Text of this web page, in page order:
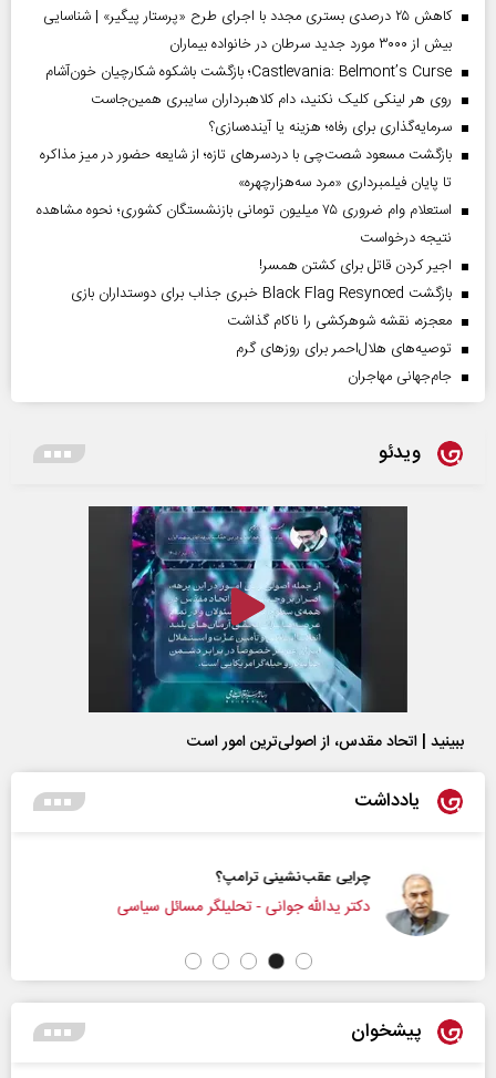
کاهش ۲۵ درصدی بستری مجدد با اجرای طرح «پرستار پیگیر» | شناسایی
بیش از ۳۰۰۰ مورد جدید سرطان در خانواده بیماران
Castlevania: Belmont’s Curse؛ بازگشت باشکوه شکارچیان خون‌آشام
روی هر لینکی کلیک نکنید، دام کلاهبرداران سایبری همین‌جاست
سرمایه‌گذاری برای رفاه؛ هزینه یا آینده‌سازی؟
بازگشت مسعود شصت‌چی با دردسر‌های تازه؛ از شایعه حضور در میز مذاکره
تا پایان فیلمبرداری «مرد سه‌هزارچهره»
استعلام وام ضروری ۷۵ میلیون تومانی بازنشستگان کشوری؛ نحوه مشاهده
نتیجه درخواست
اجیر کردن قاتل برای کشتن همسر!
بازگشت Black Flag Resynced خبری جذاب برای دوستداران بازی
معجزه، نقشه شوهرکشی را ناکام گذاشت
توصیه‌های هلال‌احمر برای روز‌های گرم
جام‌جهانی مهاجران
ویدئو
ببینید | اتحاد مقدس، از اصولی‌ترین امور است
یادداشت
چرایی عقب‌نشینی ترامپ؟
دکتر یدالله جوانی - تحلیلگر مسائل سیاسی
پیشخوان